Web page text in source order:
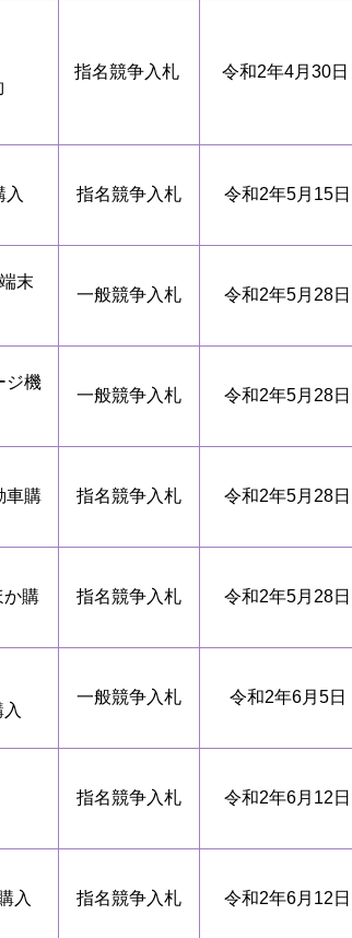
指名競争入札 令和2年4月30日
指名競争入札 令和2年5月15日
末
一般競争入札 令和2年5月28日
ジ機
一般競争入札 令和2年5月28日
車購
指名競争入札 令和2年5月28日
か購
指名競争入札 令和2年5月28日
一般競争入札 令和2年6月5日
指名競争入札 令和2年6月12日
入 指名競争入札 令和2年6月12日